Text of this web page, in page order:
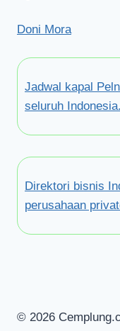
Doni Mora
Jadwal kapal
seluruh Indonesia.
Direktori bisnis
perusahaan
© 2026